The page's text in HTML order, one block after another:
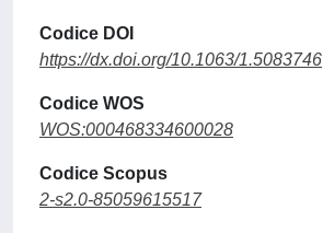
Codice DOI
https://dx.doi.org/10.1063/1.5083746
Codice WOS
WOS:000468334600028
Codice Scopus
2-s2.0-85059615517